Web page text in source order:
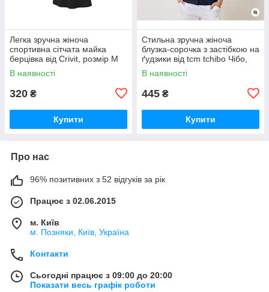
Легка зручна жіноча
спортивна сітчата майка
берцівка від Crivit, розмір M
В наявності
320 ₴
Купити
Стильна зручна жіноча
блузка-сорочка з застібкою на
ґудзики від tcm tchibo Чібо,
Німеччина, S-M
В наявності
445 ₴
Купити
Про нас
96% позитивних з 52 відгуків за рік
Працює з 02.06.2015
м. Київ
м. Позняки, Київ, Україна
Контакти
Сьогодні працює з 09:00 до 20:00
Показати весь графік роботи